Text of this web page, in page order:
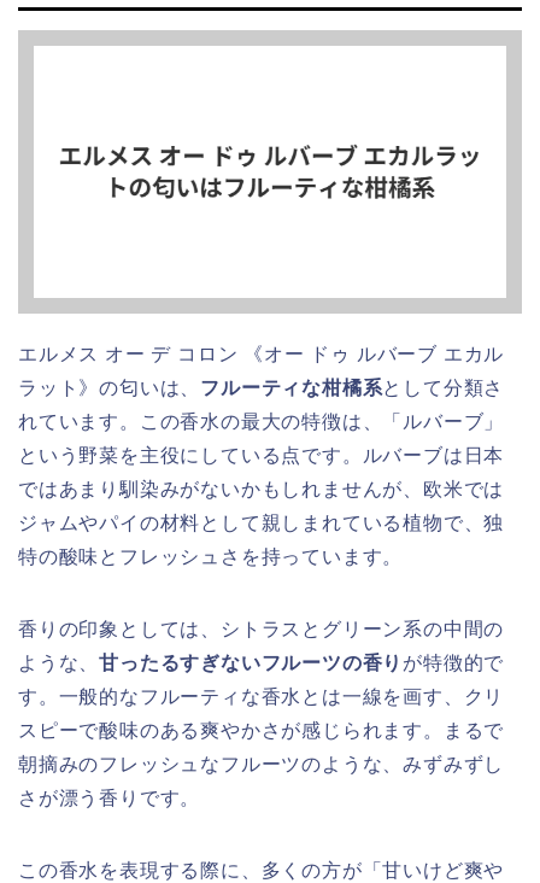
エルメス オー デ コロン 《オー ドゥ ルバーブ エカル
ラット》の匂いは、 フルーティな柑橘系として分類さ
れています。この香水の最大の特徴は、「ルバーブ」
という野菜を主役にしている点です。ルバーブは日本
ではあまり馴染みがないかもしれませんが、欧米では
ジャムやパイの材料として親しまれている植物で、独
特の酸味とフレッシュさを持っています。
香りの印象としては、シトラスとグリーン系の中間の
ような、甘ったるすぎないフルーツの香り が特徴的で
す。一般的なフルーティな香水とは一線を画す、クリ
スピーで酸味のある爽やかさが感じられます。まるで
朝摘みのフレッシュなフルーツのような、みずみずし
さが漂う香りです。
この香水を表現する際に、多くの方が「甘いけど爽や